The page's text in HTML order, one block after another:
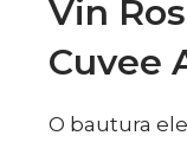
Vin
Cuvee
O bautura